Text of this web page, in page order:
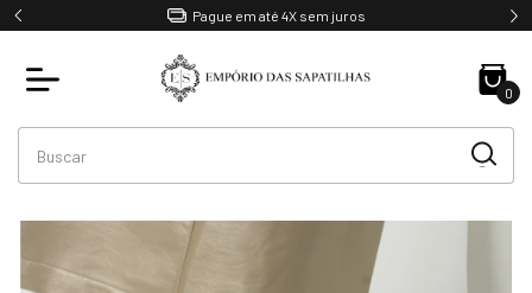
Pague em até 4X sem juros
0